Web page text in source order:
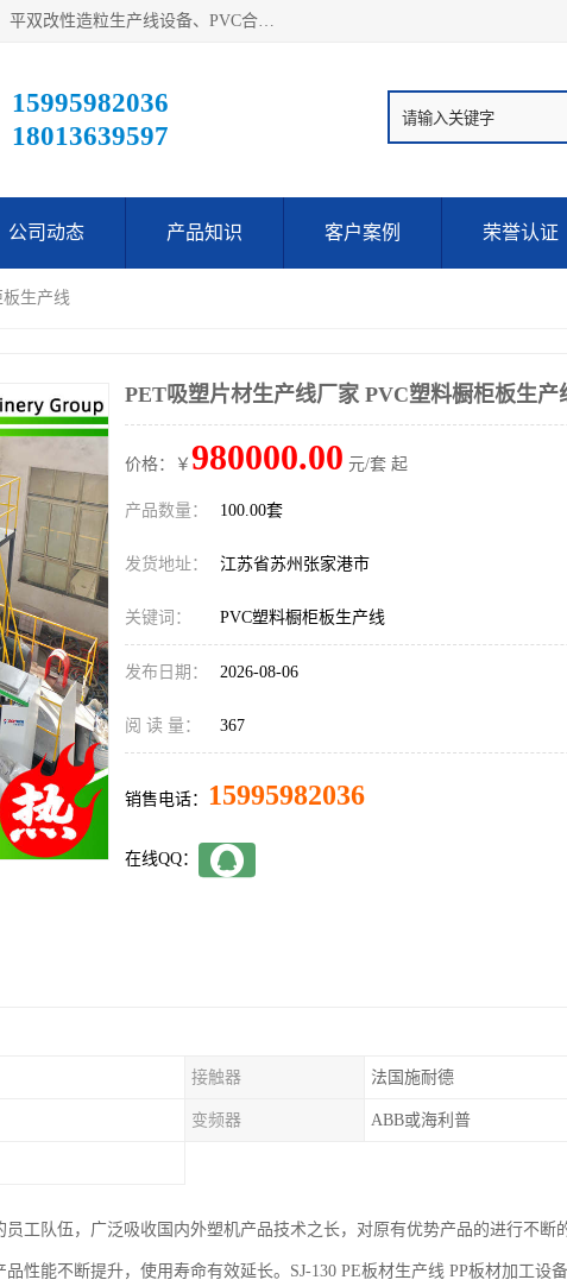
艾斯曼(张家港)技术工程设备有限公司主营业务：一次性可降解餐盒设备、PET片材机设备、平双改性造粒生产线设备、PVC合成树脂瓦设备、PP中空建筑模板设备、PVC管材设备等。成立至今，在国内我们的产品已经销售到全国所有省份，拥有多家客户，在国外产品出口到五十多个国家和地区。
15995982036
18013639597
公司动态 产品知识 客户案例 荣誉认证
生产线
PET吸塑片材生产线厂家 PVC塑料橱柜板生产
价格：￥ 980000.00 元/套 起
产品数量： 100.00套
发货地址： 江苏省苏州张家港市
关键词： PVC塑料橱柜板生产线
发布日期： 2026-08-06
阅 读 量： 367
销售电话： 15995982036
在线QQ：
接触器 法国施耐德
变频器 ABB或海利普
工队伍，广泛吸收国内外塑机产品技术之长，对原有优势产品的进行不断
性能不断提升，使用寿命有效延长。SJ-130 PE板材生产线 PP板材加工设备